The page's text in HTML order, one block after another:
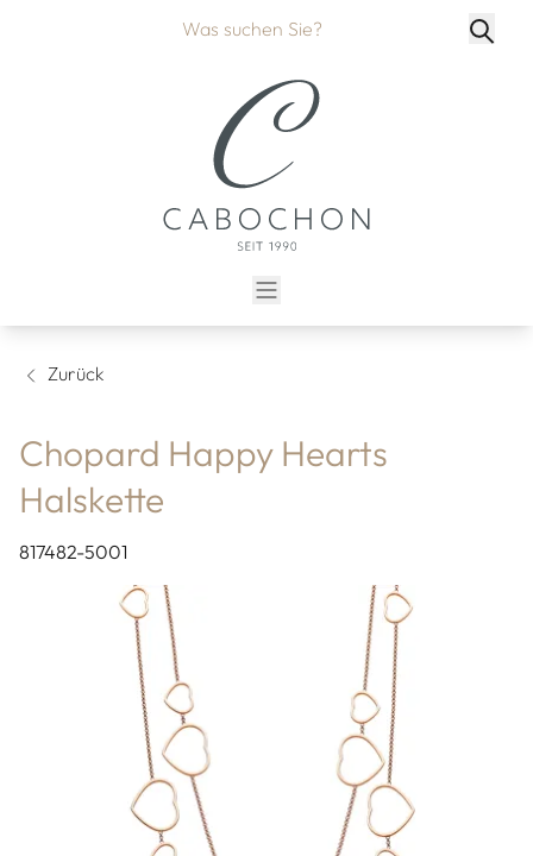
Zurück
Chopard Happy Hearts
Halskette
817482-5001